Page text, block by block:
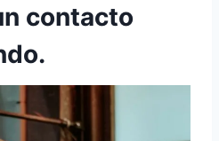
contacto